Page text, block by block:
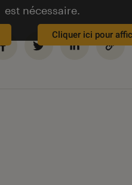
est nécessaire.
Cliquer ici pour